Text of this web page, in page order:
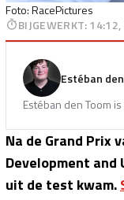
Foto: RacePictures
BIJGEWERKT:14:12,
Estéban
Estéban den Toom
Na de Grand Prix
Development
uit de test kwam.